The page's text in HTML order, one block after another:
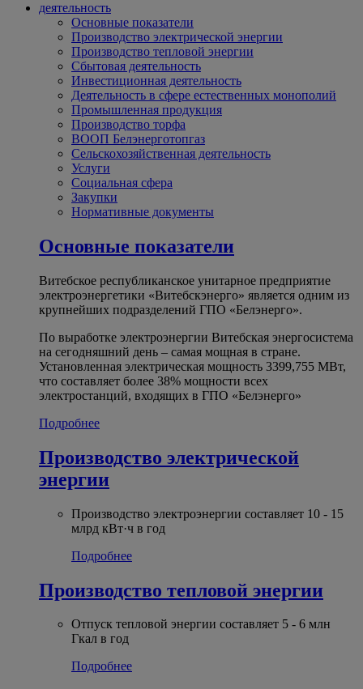
деятельность
Основные показатели
Производство электрической энергии
Производство тепловой энергии
Сбытовая деятельность
Инвестиционная деятельность
Деятельность в сфере естественных монополий
Промышленная продукция
Производство торфа
ВООП Белэнерготопгаз
Сельскохозяйственная деятельность
Услуги
Социальная сфера
Закупки
Нормативные документы
Основные показатели
Витебское республиканское унитарное предприятие
электроэнергетики «Витебскэнерго» является одним из
крупнейших подразделений ГПО «Белэнерго».
По выработке электроэнергии Витебская энергосистема
на сегодняшний день – самая мощная в стране.
Установленная электрическая мощность 3399,755 МВт,
что составляет более 38% мощности всех
электростанций, входящих в ГПО «Белэнерго»
Подробнее
Производство электрической
энергии
Производство электроэнергии составляет 10 - 15
млрд кВт·ч в год
Подробнее
Производство тепловой энергии
Отпуск тепловой энергии составляет 5 - 6 млн
Гкал в год
Подробнее